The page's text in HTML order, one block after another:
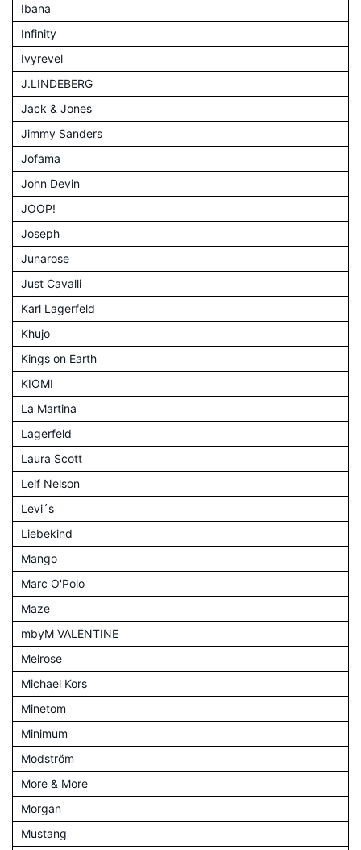
Ibana
Infinity
Ivyrevel
J.LINDEBERG
Jack & Jones
Jimmy Sanders
Jofama
John Devin
JOOP!
Joseph
Junarose
Just Cavalli
Karl Lagerfeld
Khujo
Kings on Earth
KIOMI
La Martina
Lagerfeld
Laura Scott
Leif Nelson
Levi´s
Liebekind
Mango
Marc O'Polo
Maze
mbyM VALENTINE
Melrose
Michael Kors
Minetom
Minimum
Modström
More & More
Morgan
Mustang